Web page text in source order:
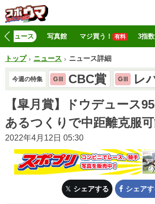
ニュース 写真館 マジ買う！ 有料 3指
トップ ニュース ニュース詳細
今週の特集 GⅢ CBC賞 GⅢ レ
【皐月賞】ドウデュース
あるつくりで中距離克服
2022年4月12日 05:30
シェアする シェアす